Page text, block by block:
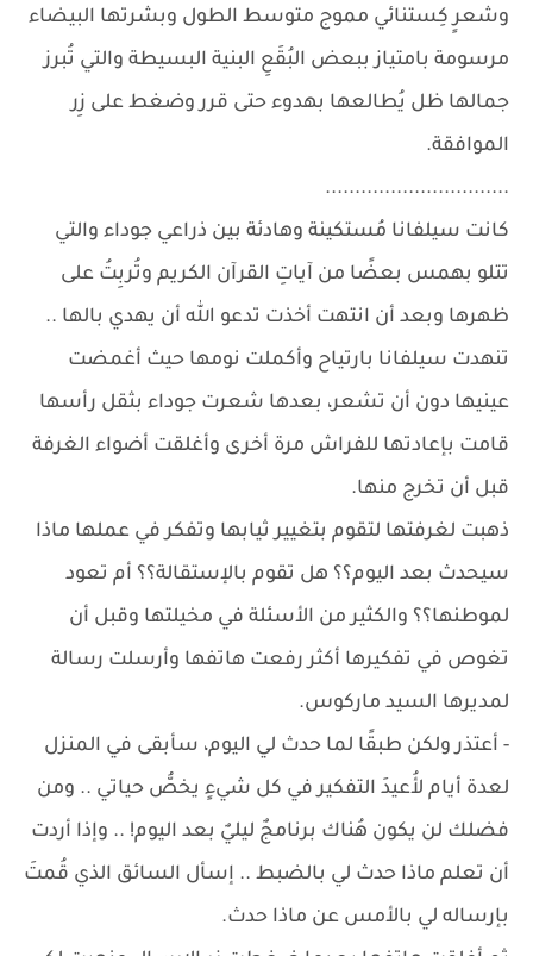
وشعرٍ كِستنائي مموج متوسط الطول وبشرتها البيضاء
مرسومة بامتياز ببعض البُقَعِ البنية البسيطة والتي تُبرز
جمالها ظل يُطالعها بهدوء حتى قرر وضغط على زِر
الموافقة.
...............................
كانت سيلفانا مُستكينة وهادئة بين ذراعي جوداء والتي
تتلو بهمس بعضًا من آياتِ القرآن الكريم وتُربِتُ على
ظهرها وبعد أن انتهت أخذت تدعو الله أن يهدي بالها ..
تنهدت سيلفانا بارتياح وأكملت نومها حيث أغمضت
عينيها دون أن تشعر، بعدها شعرت جوداء بثقل رأسها
قامت بإعادتها للفراش مرة أخرى وأغلقت أضواء الغرفة
قبل أن تخرج منها.
ذهبت لغرفتها لتقوم بتغيير ثيابها وتفكر في عملها ماذا
سيحدث بعد اليوم؟؟ هل تقوم بالإستقالة؟؟ أم تعود
لموطنها؟؟ والكثير من الأسئلة في مخيلتها وقبل أن
تغوص في تفكيرها أكثر رفعت هاتفها وأرسلت رسالة
لمديرها السيد ماركوس.
- أعتذر ولكن طبقًا لما حدث لي اليوم، سأبقى في المنزل
لعدة أيام لأُعيدَ التفكير في كل شيءٍ يخصُّ حياتي .. ومن
فضلك لن يكون هُناك برنامجٌ ليليٌ بعد اليوم! .. وإذا أردت
أن تعلم ماذا حدث لي بالضبط .. إسأل السائق الذي قُمتَ
بإرساله لي بالأمس عن ماذا حدث.